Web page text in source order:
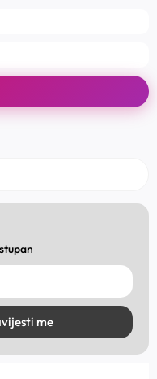
me